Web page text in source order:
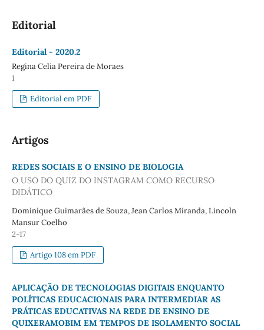
Editorial
Editorial - 2020.2
Regina Celia Pereira de Moraes
1
Editorial em PDF
Artigos
REDES SOCIAIS E O ENSINO DE BIOLOGIA
O USO DO QUIZ DO INSTAGRAM COMO RECURSO
DIDÁTICO
Dominique Guimarães de Souza, Jean Carlos Miranda, Lincoln
Mansur Coelho
2-17
Artigo 108 em PDF
APLICAÇÃO DE TECNOLOGIAS DIGITAIS ENQUANTO
POLÍTICAS EDUCACIONAIS PARA INTERMEDIAR AS
PRÁTICAS EDUCATIVAS NA REDE DE ENSINO DE
QUIXERAMOBIM EM TEMPOS DE ISOLAMENTO SOCIAL